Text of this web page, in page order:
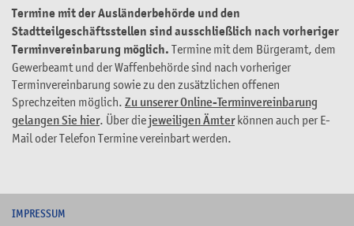
Termine mit der Ausländerbehörde und den
Stadtteilgeschäftsstellen sind ausschließlich nach vorheriger
Terminvereinbarung möglich. Termine mit dem Bürgeramt, dem
Gewerbeamt und der Waffenbehörde sind nach vorheriger
Terminvereinbarung sowie zu den zusätzlichen offenen
Sprechzeiten möglich. Zu unserer Online-Terminvereinbarung
gelangen Sie hier. Über diejeweiligen Ämterkönnen auch per E-
Mail oder Telefon Termine vereinbart werden.
IMPRESSUM